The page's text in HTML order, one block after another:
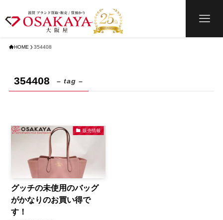
HOME 354408
354408 – tag –
販売情報
グッチの未使用のバッグ
がかなりのお買い得で
す！